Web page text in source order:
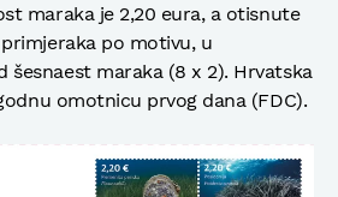
maraka je 2,20 eura, a otisnute
po motivu, u
šesnaest maraka (8 x 2). Hrvatska
omotnicu prvog dana (FDC).